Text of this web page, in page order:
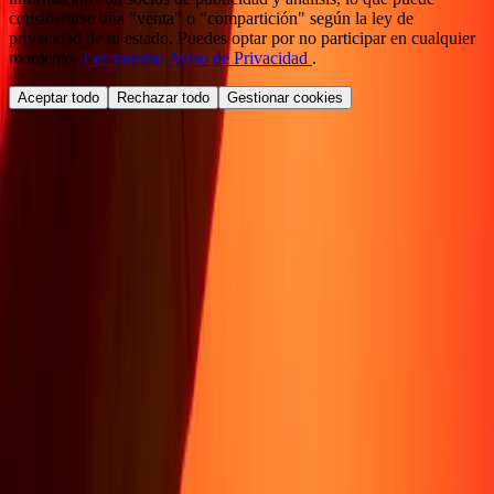
considerarse una "venta" o "compartición" según la ley de
privacidad de tu estado. Puedes optar por no participar en cualquier
momento. Lee nuestro Aviso de Privacidad .
Aceptar todo Rechazar todo Gestionar cookies